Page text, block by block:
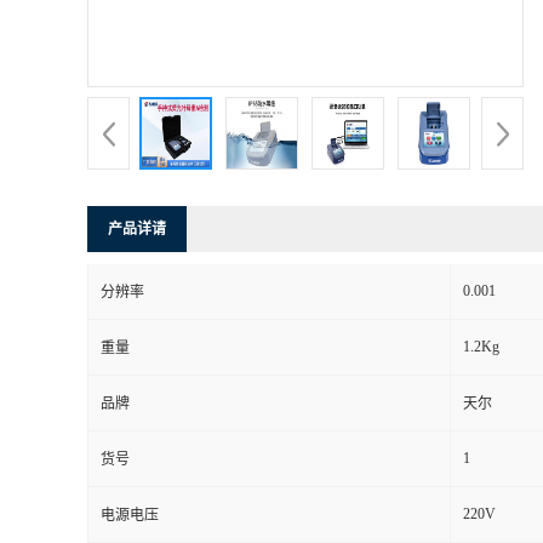
产品详请
分辨率 0.001
重量 1.2Kg
品牌 天尔
货号 1
电源电压 220V